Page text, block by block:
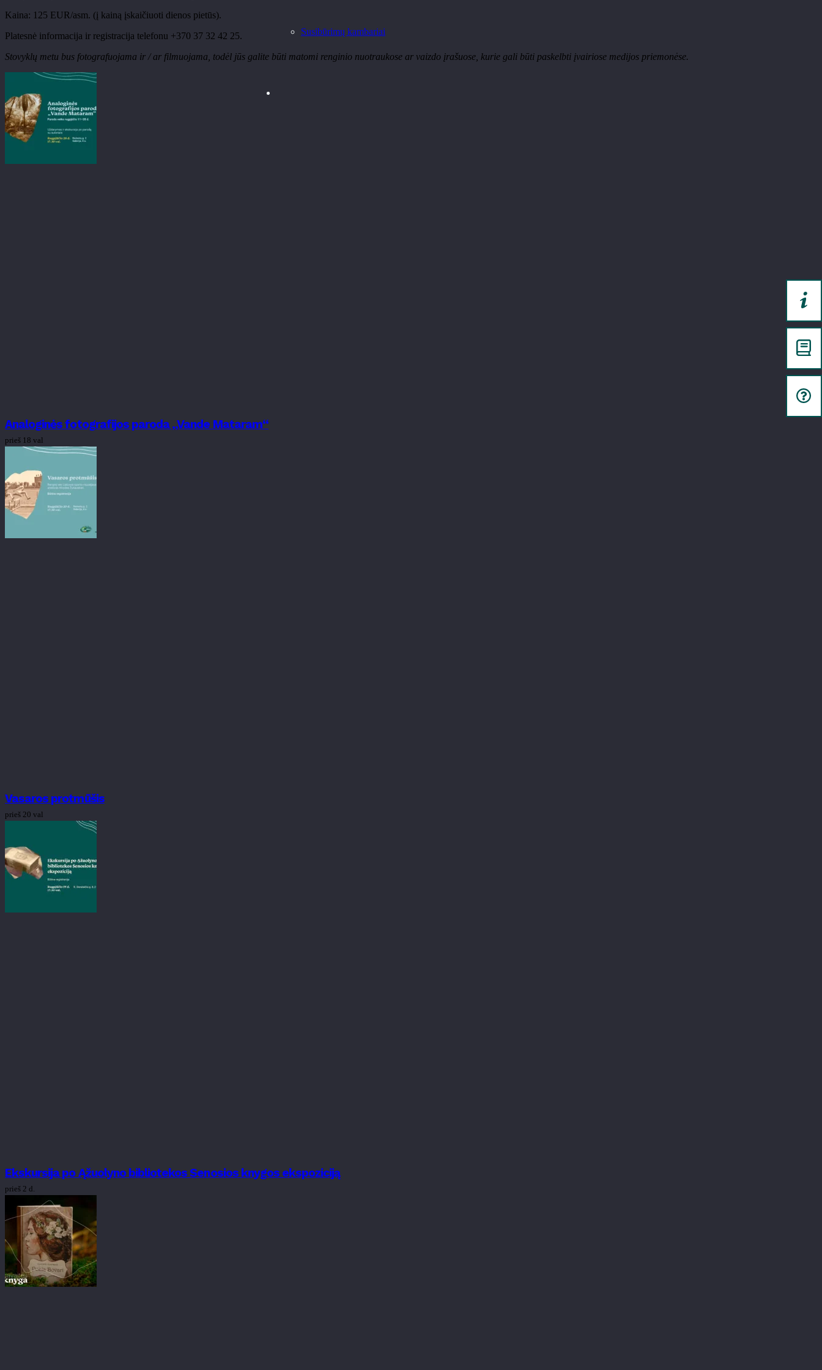
Susibūrimų kambariai
Kaina: 125 EUR/asm. (į kainą įskaičiuoti dienos pietūs).
Platesnė informacija ir registracija telefonu +370 37 32 42 25.
Stovyklų metu bus fotografuojama ir / ar filmuojama, todėl jūs galite būti matomi renginio nuotraukose ar vaizdo įrašuose, kurie gali būti paskelbti įvairiose medijos priemonėse.
Analoginės fotografijos paroda „Vande Mataram“
prieš 18 val
Vasaros protmūšis
prieš 20 val
Ekskursija po Ąžuolyno bibliotekos Senosios knygos ekspoziciją
prieš 2 d.